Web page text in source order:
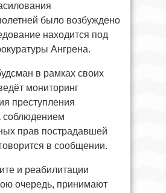
было возбуждено
находится под
Ангрена.
в рамках своих
мониторинг
преступления
соблюдением
прав пострадавшей
в сообщении.
и реабилитации
очередь, принимают